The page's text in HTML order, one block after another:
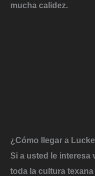
mucha calidez.
¿Cómo llegar a
Si a usted le interesa
toda la cultura